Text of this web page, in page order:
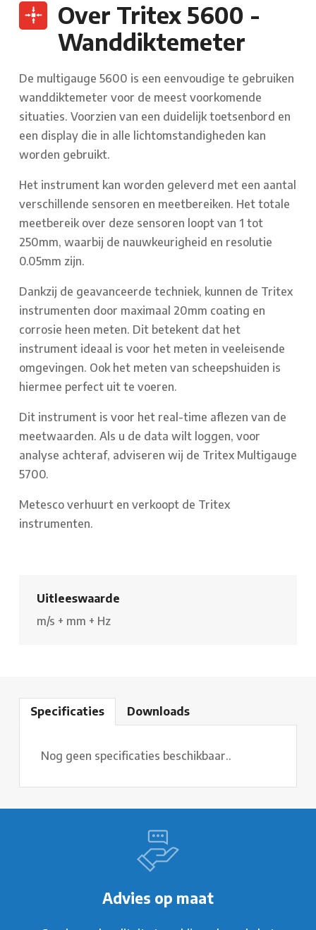
Over Tritex 5600 -
Wanddiktemeter
De multigauge 5600 is een eenvoudige te gebruiken
wanddiktemeter voor de meest voorkomende
situaties. Voorzien van een duidelijk toetsenbord en
een display die in alle lichtomstandigheden kan
worden gebruikt.
Het instrument kan worden geleverd met een aantal
verschillende sensoren en meetbereiken. Het totale
meetbereik over deze sensoren loopt van 1 tot
250mm, waarbij de nauwkeurigheid en resolutie
0.05mm zijn.
Dankzij de geavanceerde techniek, kunnen de Tritex
instrumenten door maximaal 20mm coating en
corrosie heen meten. Dit betekent dat het
instrument ideaal is voor het meten in veeleisende
omgevingen. Ook het meten van scheepshuiden is
hiermee perfect uit te voeren.
Dit instrument is voor het real-time aflezen van de
meetwaarden. Als u de data wilt loggen, voor
analyse achteraf, adviseren wij de Tritex Multigauge
5700.
Metesco verhuurt en verkoopt de Tritex
instrumenten.
Uitleeswaarde
m/s + mm + Hz
Specificaties Downloads
Nog geen specificaties beschikbaar..
Advies op maat